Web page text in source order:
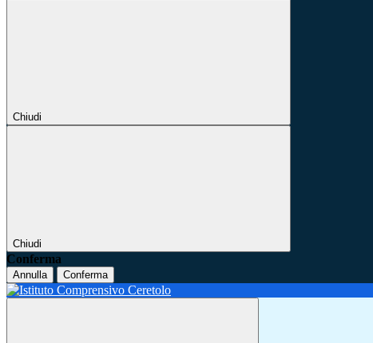
Chiudi
Chiudi
Conferma
Annulla Conferma